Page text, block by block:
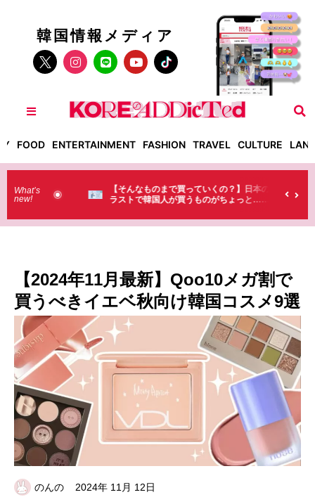
韓国情報メディア
FOOD ENTERTAINMENT FASHION TRAVEL CULTURE
What’s
new!
！】お土
（笑）
【そんなものまで買っていくの？】日本のド
ラストで韓国人が買うものがちょっと…
【2024年11月最新】Qoo10メガ割で
買うべきイエベ秋向け韓国コスメ9選
のんの 2024年 11月 12日